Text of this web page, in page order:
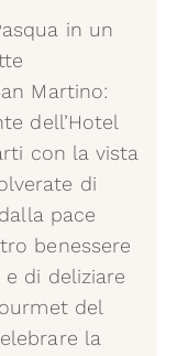
in un
Martino:
dell’Hotel
con la vista
di
pace
benessere
di deliziare
del
la